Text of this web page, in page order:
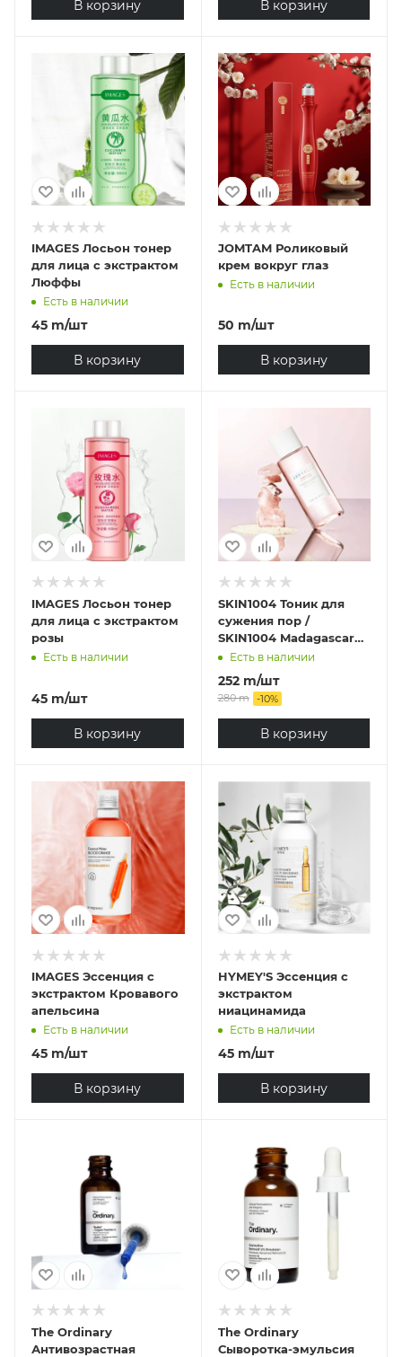
В корзину В корзину
IMAGES Лосьон тонер
для лица с экстрактом
Люффы
Есть в наличии
45 m/шт
В корзину
JOMTAM Роликовый
крем вокруг глаз
Есть в наличии
50 m/шт
В корзину
IMAGES Лосьон тонер
для лица c экстрактом
розы
Есть в наличии
45 m/шт
В корзину
SKIN1004 Тоник для
сужения пор /
SKIN1004 Madagascar
Centella Poremizing
Clear Toner ,210 мл
Есть в наличии
252m/шт
280m -10%
В корзину
IMAGES Эссенция с
экстрактом Кровавого
апельсина
Есть в наличии
45 m/шт
В корзину
HYMEY'S Эссенция с
экстрактом
ниацинамида
Есть в наличии
45m/шт
В корзину
The Ordinary
Антивозрастная
The Ordinary
Сыворотка-эмульсия